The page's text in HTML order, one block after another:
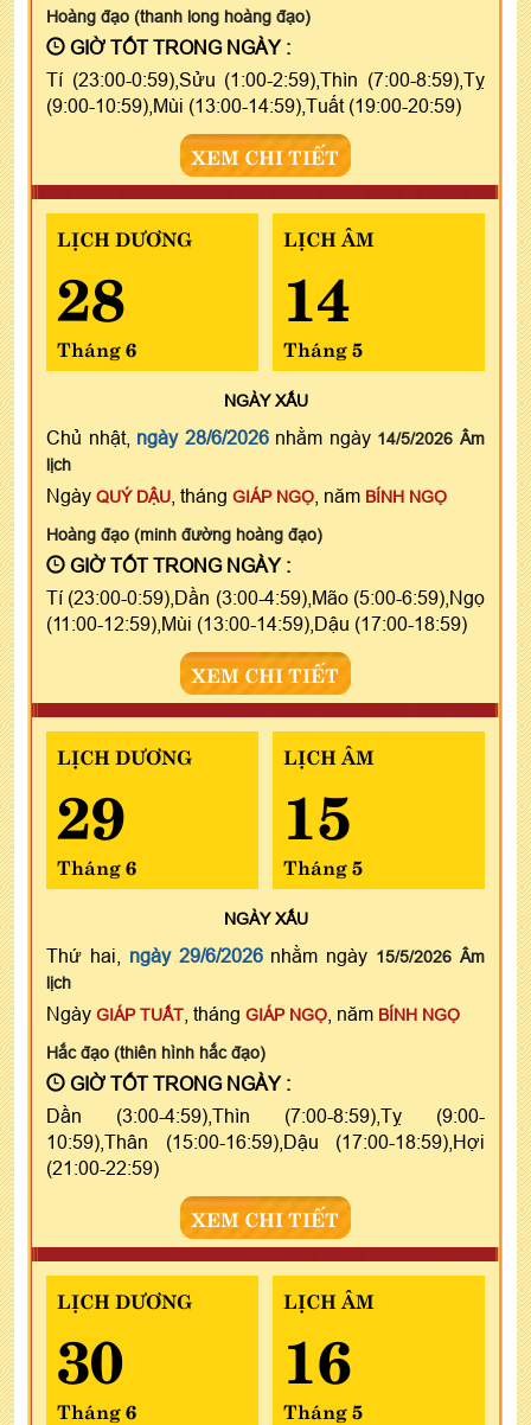
Hoàng đạo (thanh long hoàng đạo)
GIỜ TỐT TRONG NGÀY :
Tí (23:00-0:59),Sửu (1:00-2:59),Thìn (7:00-8:59),Tỵ
(9:00-10:59),Mùi (13:00-14:59),Tuất (19:00-20:59)
XEM CHI TIẾT
LỊCH DƯƠNG
28
Tháng 6
LỊCH ÂM
14
Tháng 5
NGÀYXẤU
Chủ nhật, ngày 28/6/2026nhằm ngày 14/5/2026 Âm
lịch
Ngày QUÝ DẬU , tháng GIÁP NGỌ , năm BÍNH NGỌ
Hoàng đạo (minh đường hoàng đạo)
GIỜ TỐT TRONG NGÀY :
Tí (23:00-0:59),Dần (3:00-4:59),Mão (5:00-6:59),Ngọ
(11:00-12:59),Mùi (13:00-14:59),Dậu (17:00-18:59)
XEM CHI TIẾT
LỊCH DƯƠNG
29
Tháng 6
LỊCH ÂM
15
Tháng 5
NGÀYXẤU
Thứ hai, ngày 29/6/2026nhằm ngày 15/5/2026 Âm
lịch
Ngày GIÁP TUẤT , tháng GIÁP NGỌ , năm BÍNH NGỌ
Hắc đạo (thiên hình hắc đạo)
GIỜ TỐT TRONG NGÀY :
Dần (3:00-4:59),Thìn (7:00-8:59),Tỵ (9:00-
10:59),Thân (15:00-16:59),Dậu (17:00-18:59),Hợi
(21:00-22:59)
XEM CHI TIẾT
LỊCH DƯƠNG
30
Tháng 6
LỊCH ÂM
16
Tháng 5